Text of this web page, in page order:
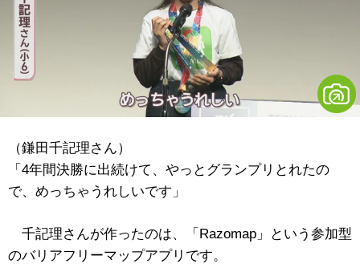
（鎌田千記理さん）
「4年間決勝に出続けて、やっとグランプリとれたの
で、めっちゃうれしいです」
千記理さんが作ったのは、「Razomap」という参加型
のバリアフリーマップアプリです。